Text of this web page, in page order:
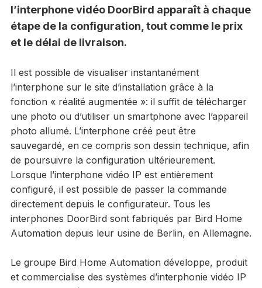
l’interphone vidéo DoorBird apparaît à chaque
étape de la configuration, tout comme le prix
et le délai de livraison.
Il est possible de visualiser instantanément
l’interphone sur le site d’installation grâce à la
fonction « réalité augmentée »: il suffit de télécharger
une photo ou d’utiliser un smartphone avec l’appareil
photo allumé. L’interphone créé peut être
sauvegardé, en ce compris son dessin technique, afin
de poursuivre la configuration ultérieurement.
Lorsque l’interphone vidéo IP est entièrement
configuré, il est possible de passer la commande
directement depuis le configurateur. Tous les
interphones DoorBird sont fabriqués par Bird Home
Automation depuis leur usine de Berlin, en Allemagne.
Le groupe Bird Home Automation développe, produit
et commercialise des systèmes d’interphonie vidéo IP